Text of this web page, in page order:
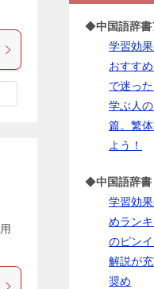
◆中国語辞書
学習効
おすす
で迷っ
学ぶ人
篇。繁
よう！
◆中国語辞書
学習効
めラン
のピン
解説が
奨め